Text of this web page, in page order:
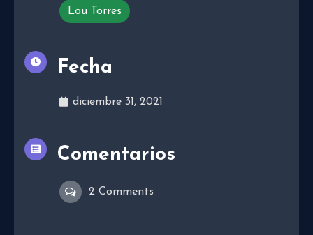
Lou Torres
Fecha
diciembre 31, 2021
Comentarios
2 Comments